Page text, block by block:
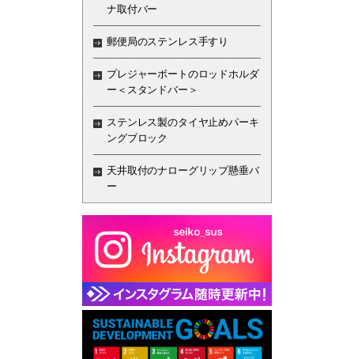
ナ取付バー
郵便局のステンレス手すり
プレジャーボートのロッドホルダ
ー＜スタンドバー＞
ステンレス製のタイヤ止めパーキ
ングブロック
天井取付のナローグリップ懸垂バ
ー